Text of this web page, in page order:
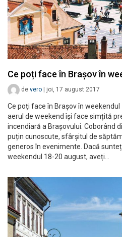
Ce poți face în Brașov în
de vero joi, 17 august 2017
Ce poți face în Brașov în weekendul
aerul de weekend își face simțită
incendiară a Brașovului. Coborând
puțin cunoscute, sfârșitul de
generos în evenimente. Dacă
weekendul 18-20 august, aveți…